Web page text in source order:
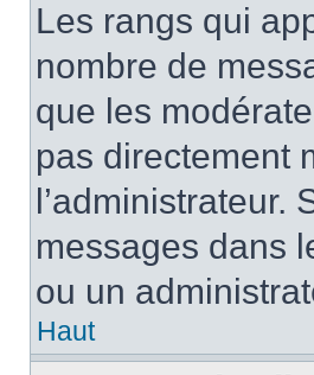
Les rangs qui
nombre de
que les
pas directement
l’administrateur.
messages dans
ou un
Haut